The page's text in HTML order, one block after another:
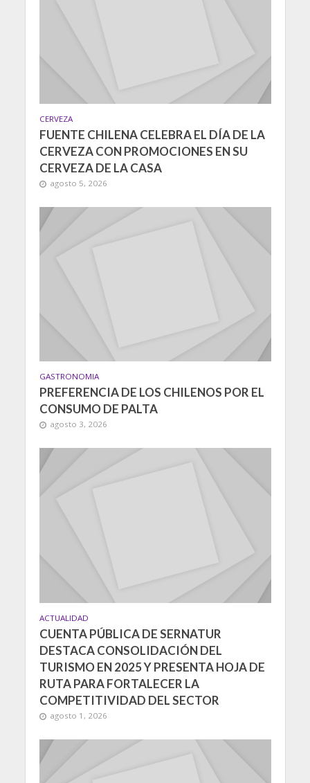
CERVEZA
FUENTE CHILENA CELEBRA EL DÍA DE LA
CERVEZA CON PROMOCIONES EN SU
CERVEZA DE LA CASA
agosto 5, 2026
GASTRONOMIA
PREFERENCIA DE LOS CHILENOS POR EL
CONSUMO DE PALTA
agosto 3, 2026
ACTUALIDAD
CUENTA PÚBLICA DE SERNATUR
DESTACA CONSOLIDACIÓN DEL
TURISMO EN 2025 Y PRESENTA HOJA DE
RUTA PARA FORTALECER LA
COMPETITIVIDAD DEL SECTOR
agosto 1, 2026